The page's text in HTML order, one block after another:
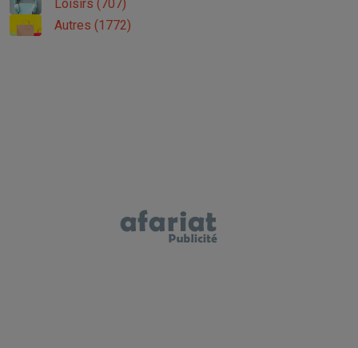
Loisirs (707)
Autres (1772)